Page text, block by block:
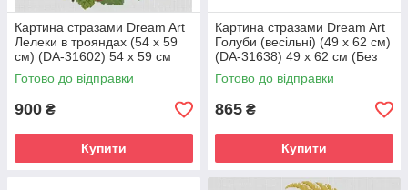
Картина стразами Dream Art
Лелеки в трояндах (54 х 59
см) (DA-31602) 54 х 59 см
(Без підрамника)
Готово до відправки
900 ₴
Купити
Картина стразами Dream Art
Голуби (весільні) (49 х 62 см)
(DA-31638) 49 х 62 см (Без
підрамника)
Готово до відправки
865 ₴
Купити